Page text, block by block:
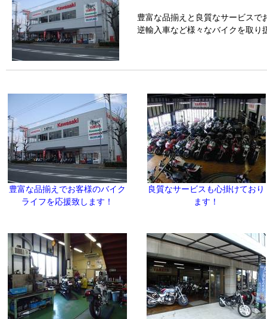
豊富な品揃えと良質なサービス
逆輸入車など様々なバイクを取り
豊富な品揃えでお客様のバイク
ライフを応援致します！
良質なサービスも心掛けており
ます！